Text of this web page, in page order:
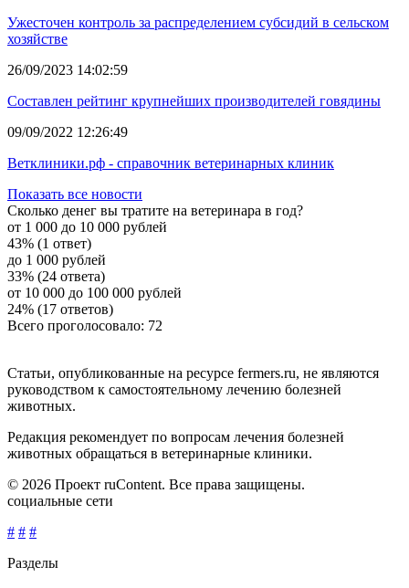
Ужесточен контроль за распределением субсидий в сельском
хозяйстве
26/09/2023 14:02:59
Составлен рейтинг крупнейших производителей говядины
09/09/2022 12:26:49
Ветклиники.рф - справочник ветеринарных клиник
Показать все новости
Сколько денег вы тратите на ветеринара в год?
от 1 000 до 10 000 рублей
43% (1 ответ)
до 1 000 рублей
33% (24 ответа)
от 10 000 до 100 000 рублей
24% (17 ответов)
Всего проголосовало: 72
Статьи, опубликованные на ресурсе fermers.ru, не являются
руководством к самостоятельному лечению болезней
животных.
Редакция рекомендует по вопросам лечения болезней
животных обращаться в ветеринарные клиники.
© 2026 Проект ruContent. Все права защищены.
социальные сети
# # #
Разделы